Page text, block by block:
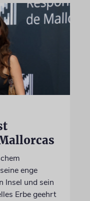
enge
Insel und sein
Erbe geehrt